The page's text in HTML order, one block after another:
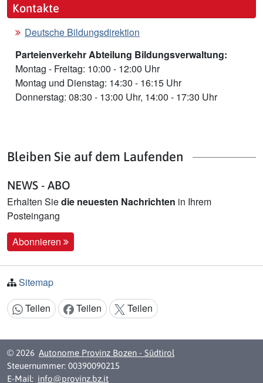
Kontakte
Deutsche Bildungsdirektion
Parteienverkehr Abteilung Bildungsverwaltung:
Montag - Freitag: 10:00 - 12:00 Uhr
Montag und Dienstag: 14:30 - 16:15 Uhr
Donnerstag: 08:30 - 13:00 Uhr, 14:00 - 17:30 Uhr
Bleiben Sie auf dem Laufenden
NEWS - ABO
Erhalten Siedie neuesten Nachrichten in Ihrem
Posteingang
Abonnieren
Sitemap
Inhalt teilen:
Teilen Teilen Teilen
© 2026 Autonome Provinz Bozen - Südtirol
Steuernummer: 00390090215
E-Mail: info@provinz.bz.it